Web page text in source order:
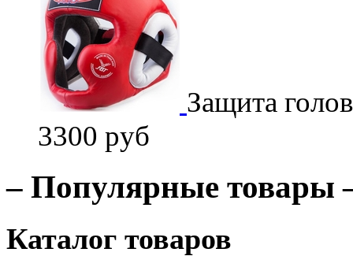
Защита
3300 руб
– Популярные товары
Каталог товаров